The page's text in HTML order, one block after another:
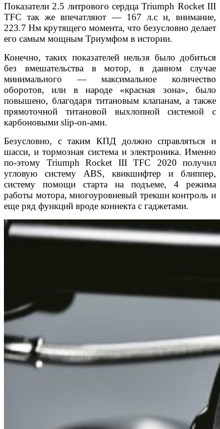
Показатели 2.5 литрового сердца Triumph Rocket III
TFC так же впечатляют — 167 л.с и, внимание,
223.7 Нм крутящего момента, что безусловно делает
его самым мощным Триумфом в истории.
Конечно, таких показателей нельзя было добиться
без вмешательства в мотор, в данном случае
минимального — максимальное количество
оборотов, или в народе «красная зона», было
повышено, благодаря титановым клапанам, а также
прямоточной титановой выхлопной системой с
карбоновыми slip-on-ами.
Безусловно, с таким КПД должно справляться и
шасси, и тормозная система и электроника. Именно
по-этому Triumph Rocket III TFC 2020 получил
угловую систему ABS, квикшифтер и блиппер,
систему помощи старта на подъеме, 4 режима
работы мотора, многоуровневый трекшн контроль и
еще ряд функций вроде коннекта с гаджетами.